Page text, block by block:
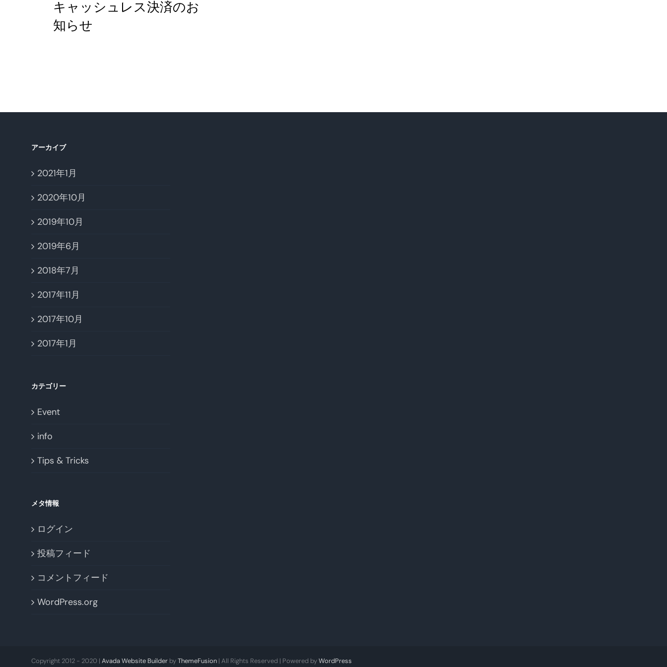
キャッシュレス決済のお
知らせ
アーカイブ
2021年1月
2020年10月
2019年10月
2019年6月
2018年7月
2017年11月
2017年10月
2017年1月
カテゴリー
Event
info
Tips & Tricks
メタ情報
ログイン
投稿フィード
コメントフィード
WordPress.org
Copyright 2012 - 2020 | Avada Website BuilderbyThemeFusion| All Rights Reserved | Powered byWordPress